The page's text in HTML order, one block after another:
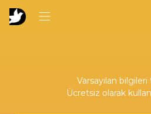
Varsayılan
Ücretsiz olarak